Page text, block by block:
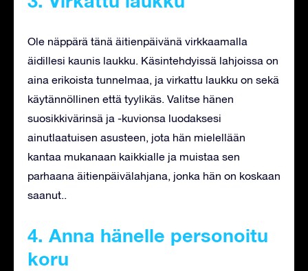
Ole näppärä tänä äitienpäivänä virkkaamalla
äidillesi kaunis laukku. Käsintehdyissä lahjoissa on
aina erikoista tunnelmaa, ja virkattu laukku on sekä
käytännöllinen että tyylikäs. Valitse hänen
suosikkivärinsä ja -kuvionsa luodaksesi
ainutlaatuisen asusteen, jota hän mielellään
kantaa mukanaan kaikkialle ja muistaa sen
parhaana äitienpäivälahjana, jonka hän on koskaan
saanut..
4. Anna hänelle personoitu
koru